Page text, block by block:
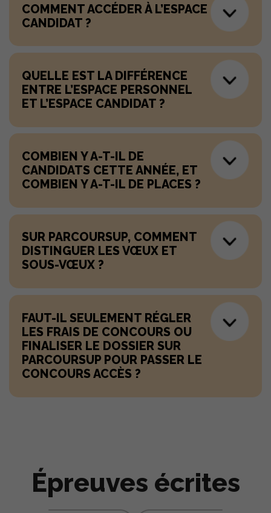
COMMENT ACCÉDER À L’ESPACE
CANDIDAT ?
QUELLE EST LA DIFFÉRENCE
ENTRE L’ESPACE PERSONNEL
ET L’ESPACE CANDIDAT ?
COMBIEN Y A-T-IL DE
CANDIDATS CETTE ANNÉE, ET
COMBIEN Y A-T-IL DE PLACES ?
SUR PARCOURSUP, COMMENT
DISTINGUER LES VŒUX ET
SOUS-VŒUX ?
FAUT-IL SEULEMENT RÉGLER
LES FRAIS DE CONCOURS OU
FINALISER LE DOSSIER SUR
PARCOURSUP POUR PASSER LE
CONCOURS ACCÈS ?
Épreuves écrites